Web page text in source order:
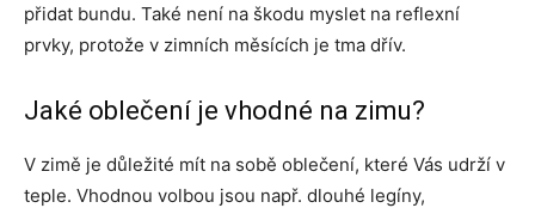
přidat bundu. Také není na škodu myslet na reflexní
prvky, protože v zimních měsících je tma dřív.
Jaké oblečení je vhodné na zimu?
V zimě je důležité mít na sobě oblečení, které Vás udrží v
teple. Vhodnou volbou jsou např. dlouhé legíny,